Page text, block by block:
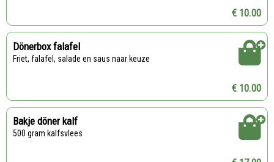
€ 10.00
Dönerbox falafel
Friet, falafel, salade en saus naar keuze
€ 10.00
Bakje döner kalf
500 gram kalfsvlees